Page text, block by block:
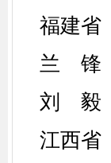
福建省
兰 锋
刘 毅
江西省